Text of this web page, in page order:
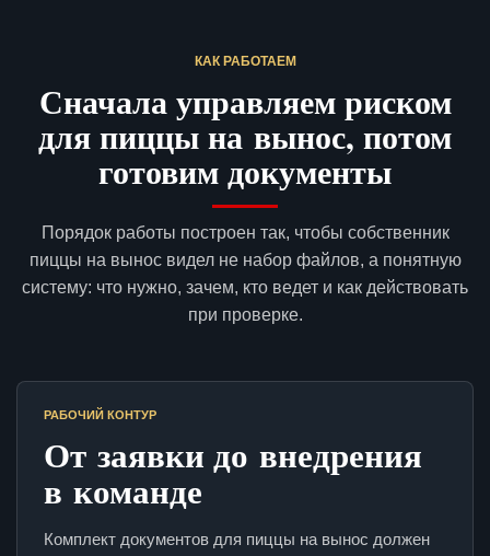
КАК РАБОТАЕМ
Сначала управляем риском
для пиццы на вынос, потом
готовим документы
Порядок работы построен так, чтобы собственник
пиццы на вынос видел не набор файлов, а понятную
систему: что нужно, зачем, кто ведет и как действовать
при проверке.
РАБОЧИЙ КОНТУР
От заявки до внедрения
в команде
Комплект документов для пиццы на вынос должен